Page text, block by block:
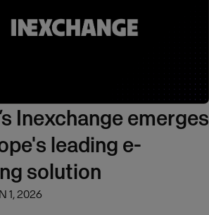
Inexchange emerges
leading e-
solution
1, 2026